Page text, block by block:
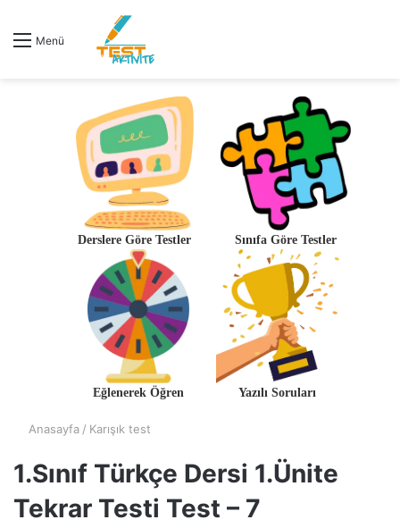
Menü
Derslere Göre Testler Sınıfa Göre Testler
Eğlenerek Öğren Yazılı Soruları
Anasayfa / Karışık test
1.Sınıf Türkçe Dersi 1.Ünite
Tekrar Testi Test – 7